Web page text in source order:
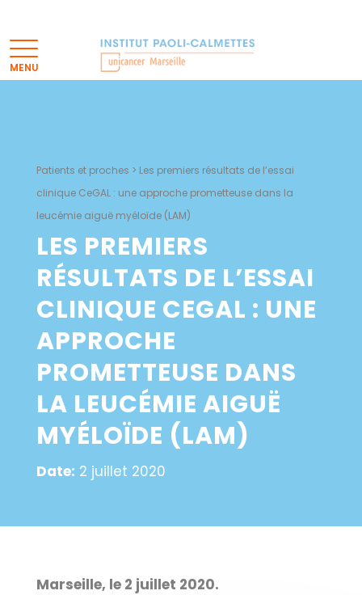
Patients et proches > Les premiers résultats de l’essai
clinique CeGAL : une approche prometteuse dans la
leucémie aiguë myéloïde (LAM)
LES PREMIERS
RÉSULTATS DE L’ESSAI
CLINIQUE CEGAL : UNE
APPROCHE
PROMETTEUSE DANS
LA LEUCÉMIE AIGUË
MYÉLOÏDE (LAM)
Date: 2 juillet 2020
Marseille, le 2 juillet 2020.